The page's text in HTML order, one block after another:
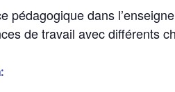
pédagogique dans
de travail avec différents